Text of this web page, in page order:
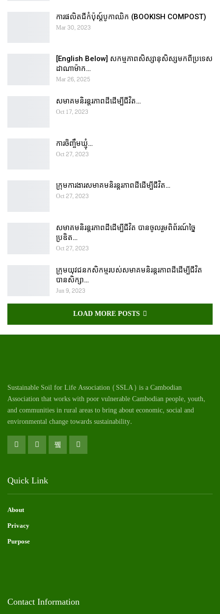
ការផលិតជីកំប៉ុស្ដ៍បូកាឈិក (BOOKISH COMPOST)
Mar 30, 2023
[English Below] សកម្មភាពសិស្សានុសិស្សមកពីប្រទេស
ដាណាម៉ាក…
Mar 26, 2025
សមាគមនិរន្តរភាពដីដើម្បីជីវិត…
Oct 17, 2023
ការចិញ្ចឹមឃ្មុំ…
Oct 27, 2023
ក្រុមការងារសមាគមនិរន្តរភាពដីដើម្បីជីវិត…
Oct 27, 2023
សមាគមនិរន្តរភាពដីដើម្បីជីវិត បានចូលរួមពិព័រណ៍ច្នៃ
ប្រឌិត…
Oct 27, 2023
ក្រុមយុវជនកសិកម្មរបស់សមាគមនិរន្តរភាពដីដើម្បីជីវិត
បានសិក្សា…
Jun 9, 2023
LOAD MORE POSTS
Sustainable Soil for Life Association (SSLA) is a Cambodian
Association that works with poor vulnerable Cambodianpeople, youth,
and communities in rural areas to bring about economic, social and
environmental change towards sustainability.
Quick Link
About
Privacy
Purpose
Contact Information